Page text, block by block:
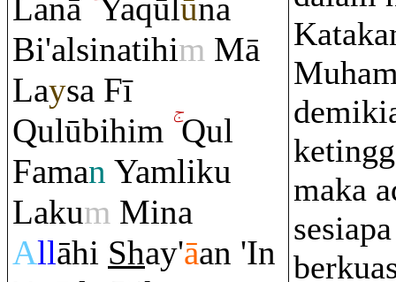
Lanā Yaqūlūna
Bi'alsinatihim Mā
Laysa Fī
Qulūbihim Qul
Faman Yamliku
Lakum Mina
Allāhi Shay'āan 'In
maka